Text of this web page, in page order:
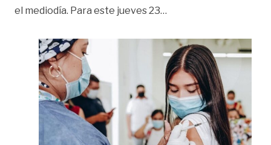
el mediodía. Para este jueves 23…